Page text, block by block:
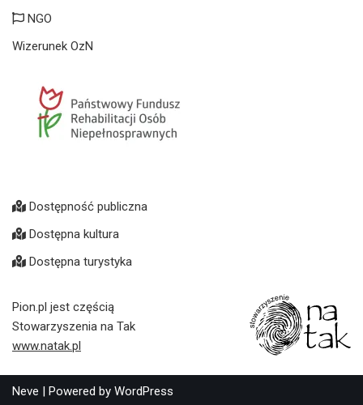
NGO
Wizerunek OzN
Dostępność publiczna
Dostępna kultura
Dostępna turystyka
Pion.pl jest częścią
Stowarzyszenia na Tak
www.natak.pl
Neve | Powered by WordPress